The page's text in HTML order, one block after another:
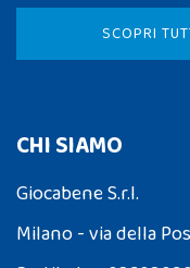
SCOPRI
CHI SIAMO
Giocabene S.r.l.
Milano - via della